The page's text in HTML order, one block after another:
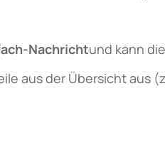
Nachrichtund kann
aus der Übersicht aus